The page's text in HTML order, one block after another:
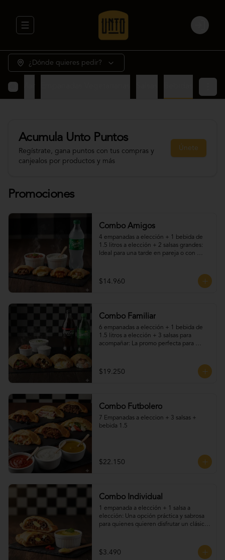
Abrir menu de navegación Login
¿Dónde quieres pedir?
y Mar
Acumula Unto Puntos
Regístrate, gana puntos con tus compras y
canjealos por productos y más
Únete
Promociones
Combo Amigos
4 empanadas a elección + 1 bebida de
1.5 litros a elección + 2 salsas grandes:
Ideal para una tarde en pareja o con
con nuestras deliciosas salsas caseras.
Una promo práctica, sabrosa y perfecta
$14.960
Combo Familiar
6 empanadas a elección + 1 bebida de
1.5 litros a elección + 3 salsas para
acompañar: La promo perfecta para
horno—, acompáñalas con una bebida
helada y nuestras irresistibles salsas
$19.250
Combo Futbolero
7 Empanadas a eleccion + 3 salsas +
bebida 1.5
$22.150
Combo Individual
1 empanada a elección + 1 salsa a
elección: Una opción práctica y sabrosa
para quienes quieren disfrutar un clásico
de nuestras salsas caseras. Ideal para una
pausa rápida o un snack lleno de sabor.
$3.490